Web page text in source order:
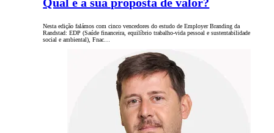
Nesta edição falámos com cinco vencedores do estudo de Employer Branding da
Randstad: EDP (Saúde financeira, equilíbrio trabalho-vida pessoal e sustentabilidade
social e ambiental), Fnac…